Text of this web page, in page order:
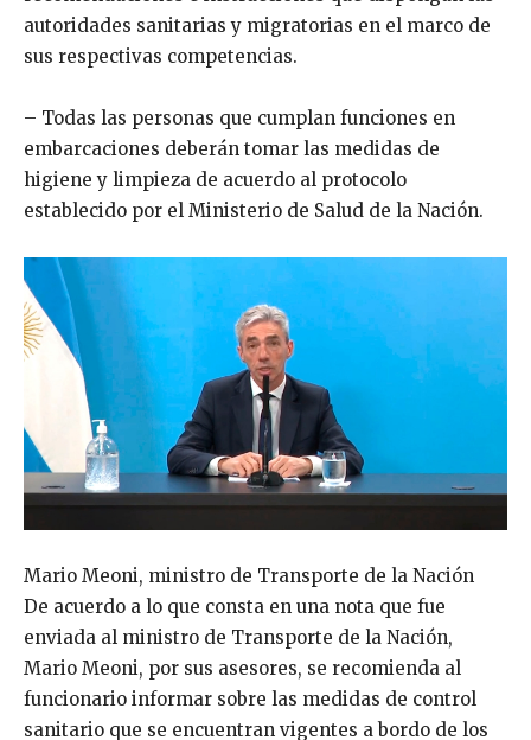
autoridades sanitarias y migratorias en el marco de
sus respectivas competencias.
– Todas las personas que cumplan funciones en
embarcaciones deberán tomar las medidas de
higiene y limpieza de acuerdo al protocolo
establecido por el Ministerio de Salud de la Nación.
Mario Meoni, ministro de Transporte de la Nación
De acuerdo a lo que consta en una nota que fue
enviada al ministro de Transporte de la Nación,
Mario Meoni, por sus asesores, se recomienda al
funcionario informar sobre las medidas de control
sanitario que se encuentran vigentes a bordo de los